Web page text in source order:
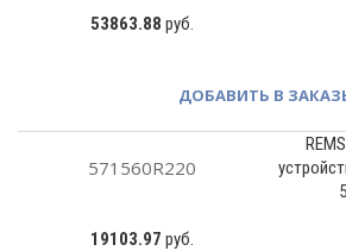
53863.88 руб.
ДОБАВИТЬ В
571560R220
19103.97 руб.